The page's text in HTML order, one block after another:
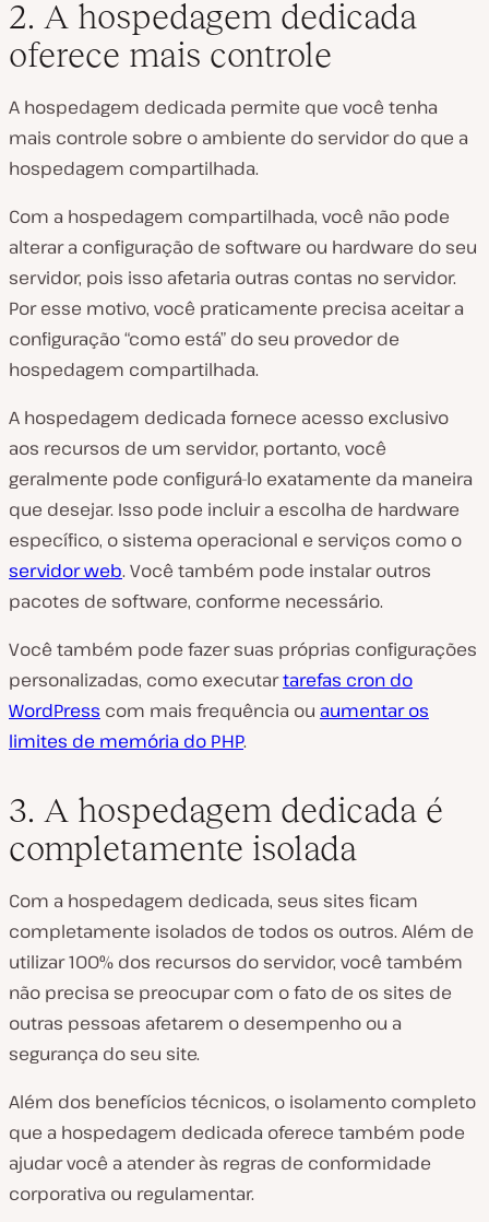
2. A hospedagem dedicada
oferece mais controle
A hospedagem dedicada permite que você tenha
mais controle sobre o ambiente do servidor do que a
hospedagem compartilhada.
Com a hospedagem compartilhada, você não pode
alterar a configuração de software ou hardware do seu
servidor, pois isso afetaria outras contas no servidor.
Por esse motivo, você praticamente precisa aceitar a
configuração “como está” do seu provedor de
hospedagem compartilhada.
A hospedagem dedicada fornece acesso exclusivo
aos recursos de um servidor, portanto, você
geralmente pode configurá-lo exatamente da maneira
que desejar. Isso pode incluir a escolha de hardware
específico, o sistema operacional e serviços como o
servidor web. Você também pode instalar outros
pacotes de software, conforme necessário.
Você também pode fazer suas próprias configurações
personalizadas, como executartarefas cron do
WordPress com mais frequência ou aumentar os
limites de memória do PHP.
3. A hospedagem dedicada é
completamente isolada
Com a hospedagem dedicada, seus sites ficam
completamente isolados de todos os outros. Além de
utilizar 100% dos recursos do servidor, você também
não precisa se preocupar com o fato de os sites de
outras pessoas afetarem o desempenho ou a
segurança do seu site.
Além dos benefícios técnicos, o isolamento completo
que a hospedagem dedicada oferece também pode
ajudar você a atender às regras de conformidade
corporativa ou regulamentar.